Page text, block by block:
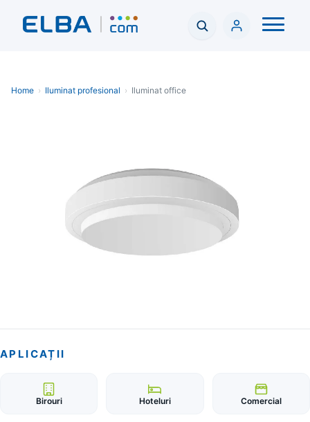
Home › Iluminat profesional › Iluminat office
APLICAȚII
Birouri Hoteluri Comercial